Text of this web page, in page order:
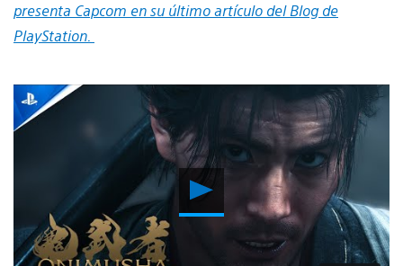
presenta Capcom en su último artículo del Blog de
PlayStation.
Reproducir
vídeo